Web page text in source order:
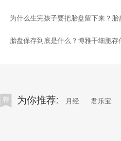
为什么生完孩子要把胎盘留下来？胎
胎盘保存到底是什么？博雅干细胞存
为你推荐: 月经 君乐宝